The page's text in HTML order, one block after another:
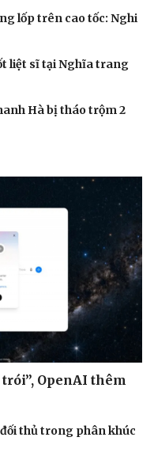
lốp trên cao tốc: Nghi
liệt sĩ tại Nghĩa trang
Hà bị tháo trộm 2
OpenAI thêm
thủ trong phân khúc